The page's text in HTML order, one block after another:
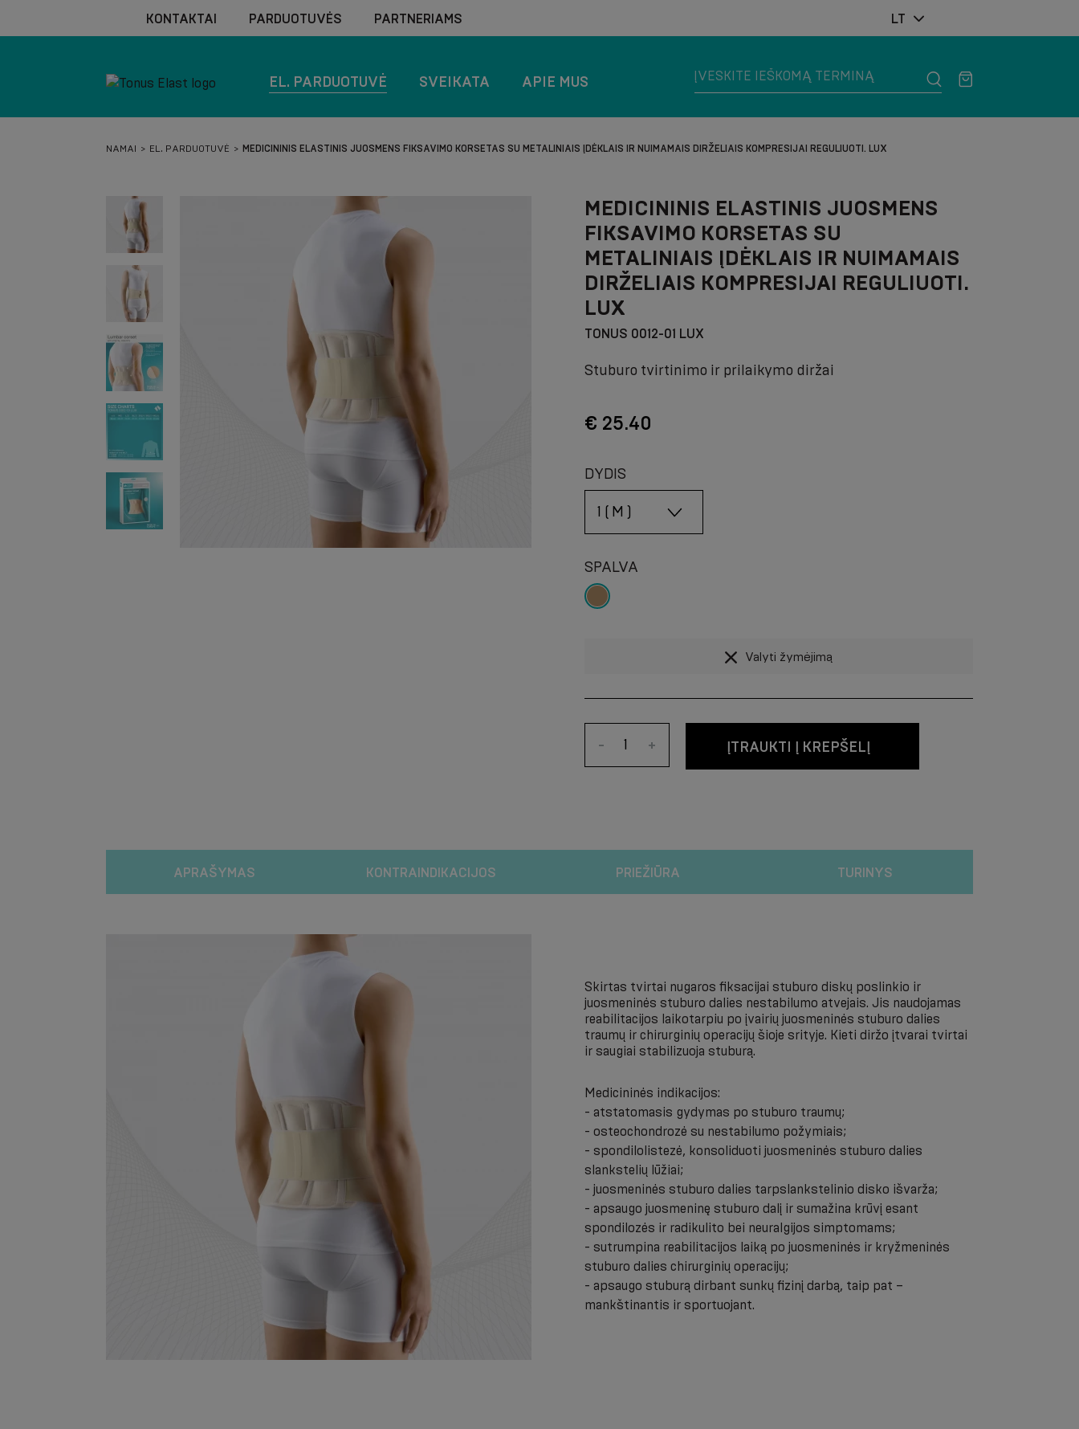
KONTAKTAI PARDUOTUVĖS PARTNERIAMS LT
EL. PARDUOTUVĖ SVEIKATA APIE MUS
NAMAI EL. PARDUOTUVĖ MEDICININIS ELASTINIS JUOSMENS FIKSAVIMO KORSETAS SU METALINIAIS ĮDĖKLAIS IR NUIMAMAIS DIRŽELIAIS KOMPRESIJAI REGULIUOTI. LUX
MEDICININIS ELASTINIS JUOSMENS
FIKSAVIMO KORSETAS SU
METALINIAIS ĮDĖKLAIS IR NUIMAMAIS
DIRŽELIAIS KOMPRESIJAI REGULIUOTI.
LUX
TONUS 0012-01 LUX
Stuburo tvirtinimo ir prilaikymo diržai
€ 25.40
DYDIS
SPALVA
Valyti žymėjimą
- + ĮTRAUKTI Į KREPŠELĮ
APRAŠYMAS KONTRAINDIKACIJOS PRIEŽIŪRA TURINYS
Skirtas tvirtai nugaros fiksacijai stuburo diskų poslinkio ir
juosmeninės stuburo dalies nestabilumo atvejais. Jis naudojamas
reabilitacijos laikotarpiu po įvairių juosmeninės stuburo dalies
traumų ir chirurginių operacijų šioje srityje. Kieti diržo įtvarai tvirtai
ir saugiai stabilizuoja stuburą.
Medicininės indikacijos:
- atstatomasis gydymas po stuburo traumų;
- osteochondrozė su nestabilumo požymiais;
- spondilolistezė, konsoliduoti juosmeninės stuburo dalies
slankstelių lūžiai;
- juosmeninės stuburo dalies tarpslankstelinio disko išvarža;
- apsaugo juosmeninę stuburo dalį ir sumažina krūvį esant
spondilozės ir radikulito bei neuralgijos simptomams;
- sutrumpina reabilitacijos laiką po juosmeninės ir kryžmeninės
stuburo dalies chirurginių operacijų;
- apsaugo stuburą dirbant sunkų fizinį darbą, taip pat –
mankštinantis ir sportuojant.